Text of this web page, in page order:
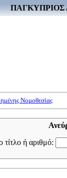
ΠΑΓΚΥΠΡΙΟΣ
Νομοθεσίας
ή αριθμό: